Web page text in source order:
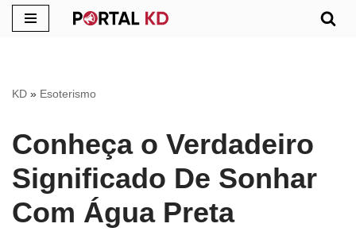
conteúdo
KD » Esoterismo
Conheça o Verdadeiro
Significado De Sonhar
Com Água Preta